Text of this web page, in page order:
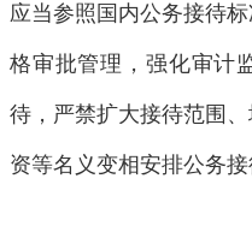
应当参照国内公务接待
格审批管理，强化审计
待，严禁扩大接待范围
资等名义变相安排公务接